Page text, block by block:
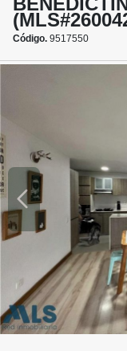
Código. 9517550